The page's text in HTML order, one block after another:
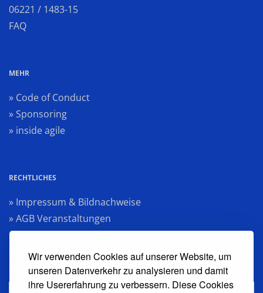
Wir verwenden Cookies auf unserer Website, um
unseren Datenverkehr zu analysieren und damit
ihre Usererfahrung zu verbessern. Diese Cookies
06221 / 1483-15
FAQ
MEHR
» Code of Conduct
» Sponsoring
» inside agile
RECHTLICHES
» Impressum & Bildnachweise
» AGB Veranstaltungen
» Datenschutzerklärung Heise Medien
» Datenschutzerklärung Rheinwerk Verlag
» Cookie-Einstellungen ändern